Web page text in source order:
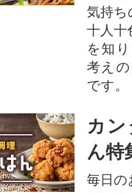
気持ち
十人十
を知
考え
です。
カ
ん特
毎日の